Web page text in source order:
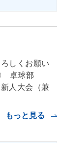
しくお願い
〇 卓球部
人大会（兼
もっと見る